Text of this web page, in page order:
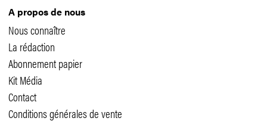
A propos de nous
Nous connaître
La rédaction
Abonnement papier
Kit Média
Contact
Conditions générales de vente